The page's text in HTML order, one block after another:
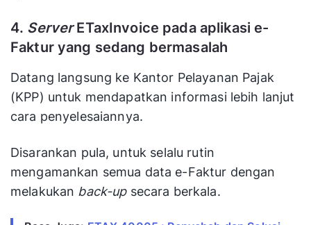
4. ServerETaxInvoice pada aplikasi e-
Faktur yang sedang bermasalah
Datang langsung ke Kantor Pelayanan Pajak
(KPP) untuk mendapatkan informasi lebih lanjut
cara penyelesaiannya.
Disarankan pula, untuk selalu rutin
mengamankan semua data e-Faktur dengan
melakukan back-upsecara berkala.